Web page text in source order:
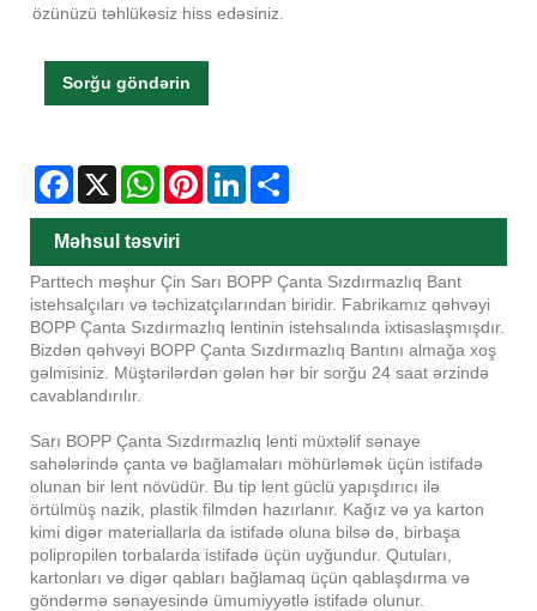
özünüzü təhlükəsiz hiss edəsiniz.
Sorğu göndərin
Facebook
X WhatsAppPinterestLinkedIn
Məhsul təsviri
Parttech məşhur Çin Sarı BOPP Çanta Sızdırmazlıq Bant
istehsalçıları və təchizatçılarından biridir. Fabrikamız qəhvəyi
BOPP Çanta Sızdırmazlıq lentinin istehsalında ixtisaslaşmışdır.
Bizdən qəhvəyi BOPP Çanta Sızdırmazlıq Bantını almağa xoş
gəlmisiniz. Müştərilərdən gələn hər bir sorğu 24 saat ərzində
cavablandırılır.
Sarı BOPP Çanta Sızdırmazlıq lenti müxtəlif sənaye
sahələrində çanta və bağlamaları möhürləmək üçün istifadə
olunan bir lent növüdür. Bu tip lent güclü yapışdırıcı ilə
örtülmüş nazik, plastik filmdən hazırlanır. Kağız və ya karton
kimi digər materiallarla da istifadə oluna bilsə də, birbaşa
polipropilen torbalarda istifadə üçün uyğundur. Qutuları,
kartonları və digər qabları bağlamaq üçün qablaşdırma və
göndərmə sənayesində ümumiyyətlə istifadə olunur.